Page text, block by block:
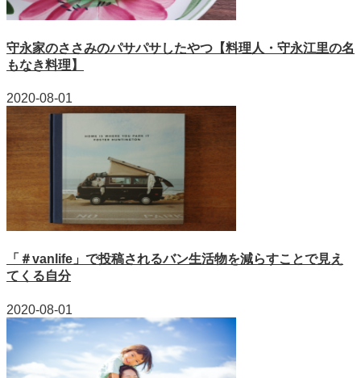
守永家のささみのパサパサしたやつ【料理人・守永江里の名
もなき料理】
2020-08-01
「＃vanlife」で投稿されるバン生活物を減らすことで見え
てくる自分
2020-08-01